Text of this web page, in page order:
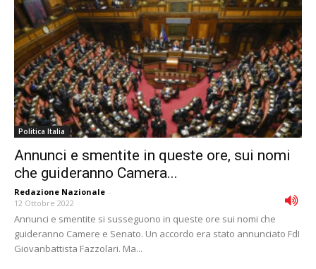
Politica Italia
Annunci e smentite in queste ore, sui nomi
che guideranno Camera...
Redazione Nazionale -
12 Ottobre 2022
Annunci e smentite si susseguono in queste ore sui nomi che
guideranno Camere e Senato. Un accordo era stato annunciato FdI
Giovanbattista Fazzolari. Ma...